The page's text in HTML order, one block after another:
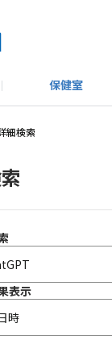
保健室
ドア部
部
方へ
シャルWebサイト
細検索
表示
時